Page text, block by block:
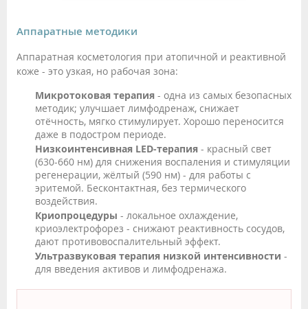
Аппаратные методики
Аппаратная косметология при атопичной и реактивной
коже - это узкая, но рабочая зона:
Микротоковая терапия - одна из самых безопасных
методик; улучшает лимфодренаж, снижает
отёчность, мягко стимулирует. Хорошо переносится
даже в подостром периоде.
Низкоинтенсивная LED-терапия - красный свет
(630-660 нм) для снижения воспаления и стимуляции
регенерации, жёлтый (590 нм) - для работы с
эритемой. Бесконтактная, без термического
воздействия.
Криопроцедуры - локальное охлаждение,
криоэлектрофорез - снижают реактивность сосудов,
дают противовоспалительный эффект.
Ультразвуковая терапия низкой интенсивности -
для введения активов и лимфодренажа.